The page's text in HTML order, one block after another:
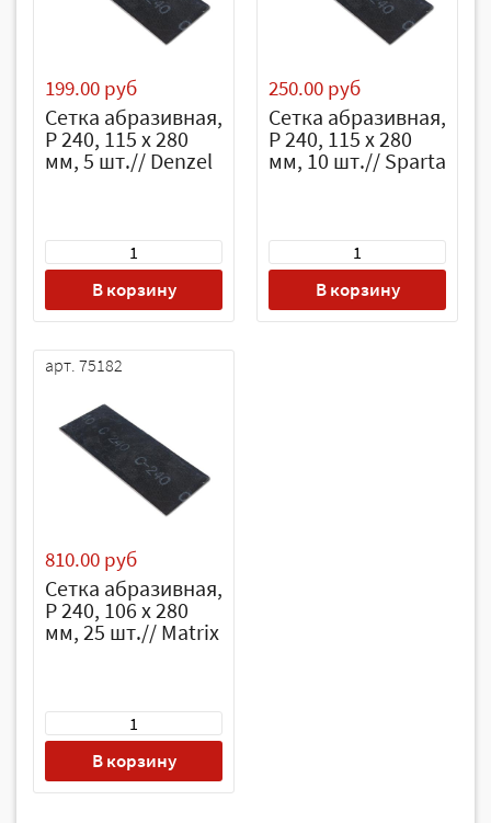
199.00 руб
Сетка абразивная,
P 240, 115 х 280
мм, 5 шт.// Denzel
В корзину
250.00 руб
Сетка абразивная,
P 240, 115 х 280
мм, 10 шт.// Sparta
В корзину
арт. 75182
810.00 руб
Сетка абразивная,
P 240, 106 х 280
мм, 25 шт.// Matrix
В корзину